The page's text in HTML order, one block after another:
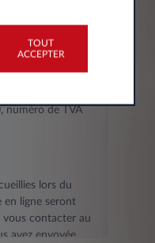
données
(ci-après le
numéro de TVA
lors du
en ligne seront
vous contacter au
avez envoyée.
TOUT
ACCEPTER